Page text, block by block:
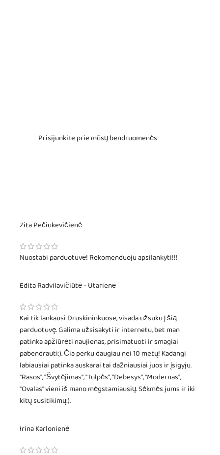
Prisijunkite prie mūsų bendruomenės
Zita Pečiukevičienė
Nuostabi parduotuvė! Rekomenduoju apsilankyti!!!
Edita Radvilavičiūtė - Utarienė
Kai tik lankausi Druskininkuose, visada užsuku į šią
parduotuvę. Galima užsisakyti ir internetu, bet man
patinka apžiūrėti naujienas, prisimatuoti ir smagiai
pabendrauti:). Čia perku daugiau nei 10 metų! Kadangi
labiausiai patinka auskarai tai dažniausiai juos ir įsigyju.
"Rasos", "Švytėjimas", "Tulpės", "Debesys", "Modernas",
"Ovalas" vieni iš mano mėgstamiausių. Sėkmės jums ir iki
kitų susitikimų:).
Irina Karlonienė